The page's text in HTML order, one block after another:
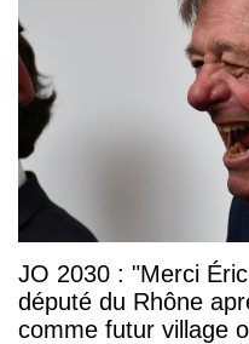
JO 2030 : "Merci
député du Rhône
comme futur village